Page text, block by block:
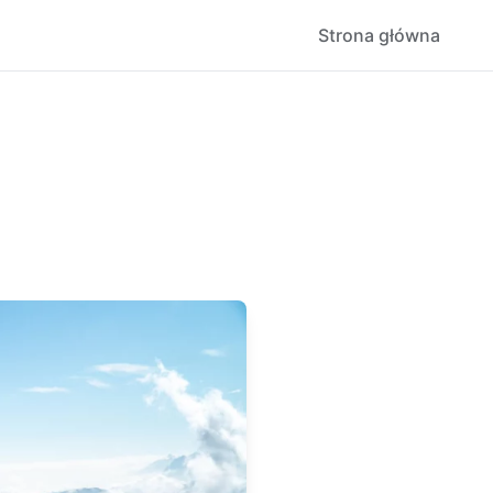
Strona główna